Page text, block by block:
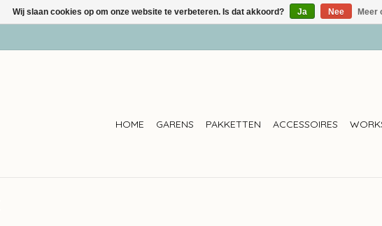
HOME GARENS PAKKETTEN ACCESSOIRES
Wij slaan cookies op om onze website te verbeteren. Is dat akkoord? Ja Nee Meer